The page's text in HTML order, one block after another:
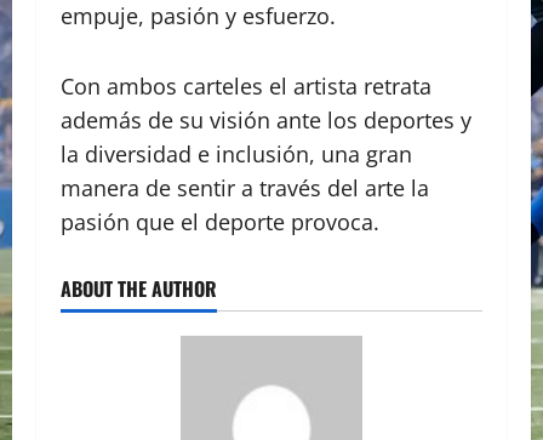
empuje, pasión y esfuerzo.
Con ambos carteles el artista retrata
además de su visión ante los deportes y
la diversidad e inclusión, una gran
manera de sentir a través del arte la
pasión que el deporte provoca.
ABOUT THE AUTHOR